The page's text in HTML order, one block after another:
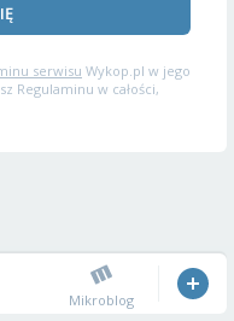
serwisu Wykop.pl w jego
Regulaminu w całości,
Mikroblog